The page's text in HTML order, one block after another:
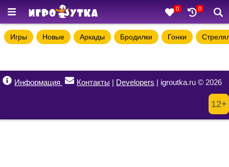
0 0
Игры Новые Аркады Бродилки Гонки
Информация Контакты | Developers | igroutka.ru © 2026
12+